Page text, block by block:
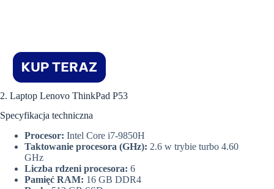
2. Laptop Lenovo ThinkPad P53
Specyfikacja techniczna
Procesor: Intel Core i7-9850H
Taktowanie procesora (GHz): 2.6 w trybie turbo 4.60
GHz
Liczba rdzeni procesora: 6
Pamięć RAM: 16 GB DDR4